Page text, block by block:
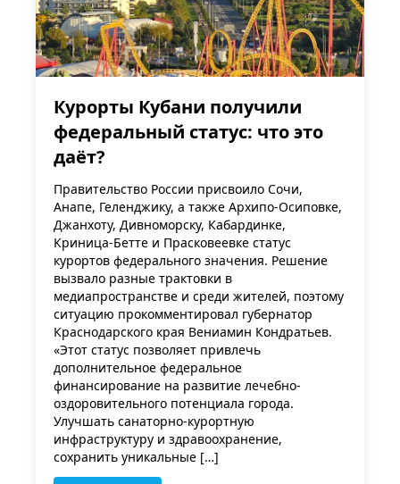
Курорты Кубани получили
федеральный статус: что это
даёт?
Правительство России присвоило Сочи,
Анапе, Геленджику, а также Архипо-Осиповке,
Джанхоту, Дивноморску, Кабардинке,
Криница-Бетте и Прасковеевке статус
курортов федерального значения. Решение
вызвало разные трактовки в
медиапространстве и среди жителей, поэтому
ситуацию прокомментировал губернатор
Краснодарского края Вениамин Кондратьев.
«Этот статус позволяет привлечь
дополнительное федеральное
финансирование на развитие лечебно-
оздоровительного потенциала города.
Улучшать санаторно-курортную
инфраструктуру и здравоохранение,
сохранить уникальные […]